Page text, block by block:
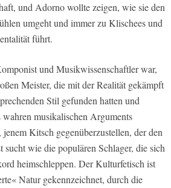
und Adorno wollte zeigen, wie sie den
umgeht und immer zu Klischees und
führt.
und Musikwissenschaftler war,
Meister, die mit der Realität gekämpft
Stil gefunden hatten und
musikalischen Arguments
Kitsch gegenüberzustellen, der den
sucht wie die populären Schlager, die sich
heimschleppen. Der Kulturfetisch ist
Natur gekennzeichnet, durch die